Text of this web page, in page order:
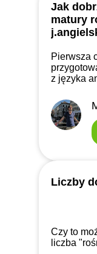
Jak
matury
Pierwsza
z języka
Liczby
Czy to
liczba